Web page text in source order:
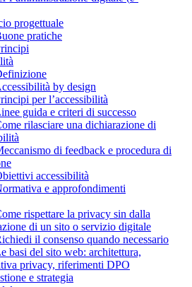
progettuale
pratiche
by design
per l’accessibilità
guida e criteri di successo
rilasciare una dichiarazione di
di feedback e procedura di
accessibilità
e approfondimenti
rispettare la privacy sin dalla
di un sito o servizio digitale
il consenso quando necessario
basi del sito web: architettura,
privacy, riferimenti DPO
e strategia